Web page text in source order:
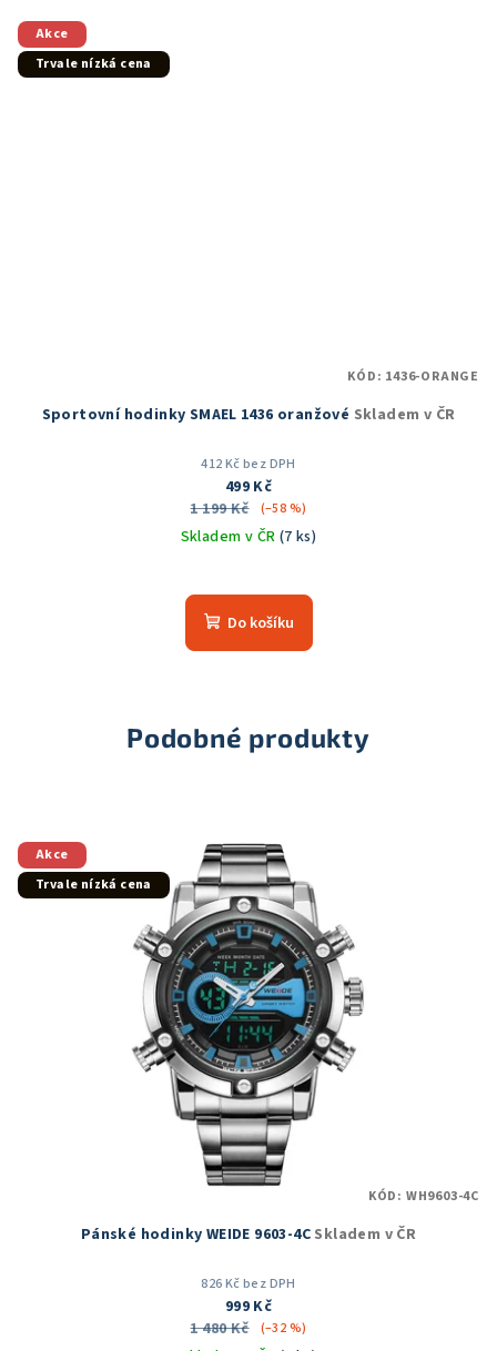
Akce
Trvale nízká cena
Sportovní hodinky SMAEL 1436 oranžové Skladem v ČR
412 Kč bez DPH
499 Kč
1 199 Kč
(–58 %)
Skladem v ČR (7 ks)
Do košíku
KÓD: 1436-ORANGE
Podobné produkty
Akce
Trvale nízká cena
Pánské hodinky WEIDE 9603-4C Skladem v ČR
826 Kč bez DPH
999 Kč
1 480 Kč
(–32 %)
KÓD: WH9603-4C